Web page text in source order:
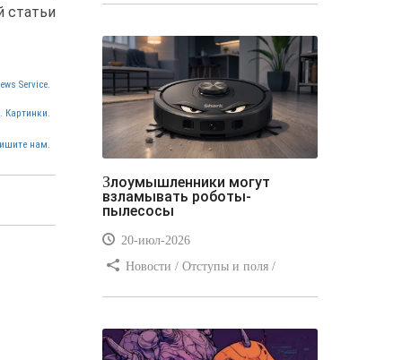
статьи
Service.
Картинки.
нам.
/ Вёрстка / Видео уроки
Злоумышленники могут
взламывать роботы-
пылесосы
20-июл-2026
Новости / Отступы и поля /
/ Текст / Цвет / Видео уроки